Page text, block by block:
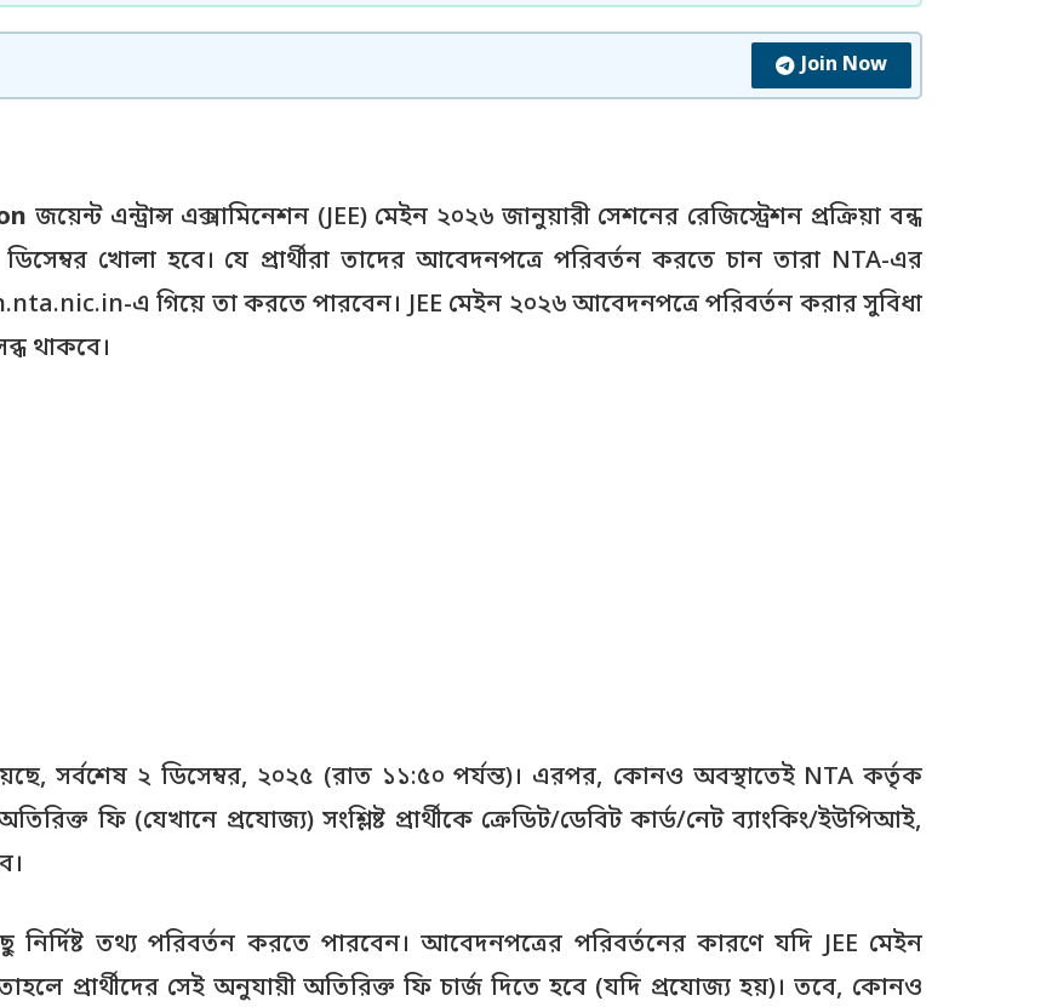
Join Now
জয়েন্ট এন্ট্রান্স এক্সামিনেশন (JEE) মেইন ২০২৬ জানুয়ারী সেশনের রেজিস্ট্রেশন প্রক্রিয়া বন্ধ
খোলা হবে। যে প্রার্থীরা তাদের আবেদনপত্রে পরিবর্তন করতে চান তারা NTA-এর
এ গিয়ে তা করতে পারবেন। JEE মেইন ২০২৬ আবেদনপত্রে পরিবর্তন করার সুবিধা
থাকবে।
সর্বশেষ ২ ডিসেম্বর, ২০২৫ (রাত ১১:৫০ পর্যন্ত)। এরপর, কোনও অবস্থাতেই NTA কর্তৃক
ফি (যেখানে প্রযোজ্য) সংশ্লিষ্ট প্রার্থীকে ক্রেডিট/ডেবিট কার্ড/নেট ব্যাংকিং/ইউপিআই,
নির্দিষ্ট তথ্য পরিবর্তন করতে পারবেন। আবেদনপত্রের পরিবর্তনের কারণে যদি JEE মেইন
প্রার্থীদের সেই অনুযায়ী অতিরিক্ত ফি চার্জ দিতে হবে (যদি প্রযোজ্য হয়)। তবে, কোনও